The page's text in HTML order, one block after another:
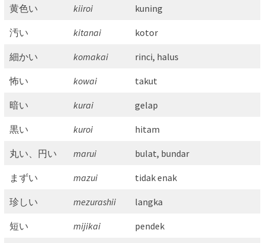
黄色い kiiroi kuning
汚い kitanai kotor
細かい komakai rinci, halus
怖い kowai takut
暗い kurai gelap
黒い kuroi hitam
丸い、円い marui bulat, bundar
まずい mazui tidak enak
珍しい mezurashii langka
短い mijikai pendek